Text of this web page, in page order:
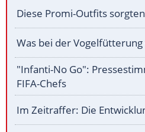
Diese Promi-Outfits
Was bei der
"Infanti-No Go":
FIFA-Chefs
Im Zeitraffer: Die